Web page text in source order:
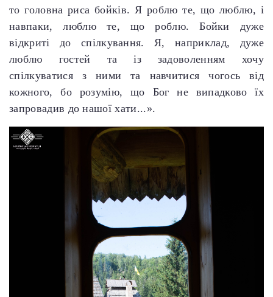
то головна риса бойків. Я роблю те, що люблю, і
навпаки, люблю те, що роблю. Бойки дуже
відкриті до спілкування. Я, наприклад, дуже
люблю гостей та із задоволенням хочу
спілкуватися з ними та навчитися чогось від
кожного, бо розумію, що Бог не випадково їх
запровадив до нашої хати...».